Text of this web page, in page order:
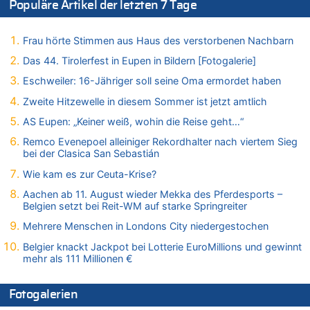
07.08.2026 - 19:52 von Hugo Egon Bernhard von Sinnen zu
Tempolimit in 30er-Zonen – Untersuchung von Vias
07.08.2026 - 18:31 von Panda46 zu
Mark van Bommel offiziell als neuer Nationalcoach der Roten
Zweite Hitzewelle in diesem Sommer ist jetzt amtlich
07.08.2026 - 17:55 von M der Block zu
AS Eupen: „Keiner weiß, wohin die Reise geht…“
07.08.2026 - 16:38 von Joseph Meyer zu
Wasserstand des Rheins in NRW so niedrig wie noch nie
07.08.2026 - 16:29 von Dax zu
In Belgien missachten zwei von drei Autofahrern das
07.08.2026 - 16:01 von Zuhörer zu
Tempolimit in 30er-Zonen – Untersuchung von Vias
07.08.2026 - 15:56 von Eifel_er zu
Populäre Artikel der letzten 7 Tage
Frau hörte Stimmen aus Haus des verstorbenen Nachbarn
Das 44. Tirolerfest in Eupen in Bildern [Fotogalerie]
Eschweiler: 16-Jähriger soll seine Oma ermordet haben
Zweite Hitzewelle in diesem Sommer ist jetzt amtlich
AS Eupen: „Keiner weiß, wohin die Reise geht…“
Remco Evenepoel alleiniger Rekordhalter nach viertem Sieg
bei der Clasica San Sebastián
Wie kam es zur Ceuta-Krise?
Aachen ab 11. August wieder Mekka des Pferdesports –
Belgien setzt bei Reit-WM auf starke Springreiter
Mehrere Menschen in Londons City niedergestochen
Belgier knackt Jackpot bei Lotterie EuroMillions und gewinnt
mehr als 111 Millionen €
Fotogalerien